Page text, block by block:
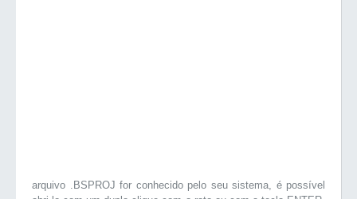
arquivo .BSPROJ for conhecido pelo seu sistema, é possível